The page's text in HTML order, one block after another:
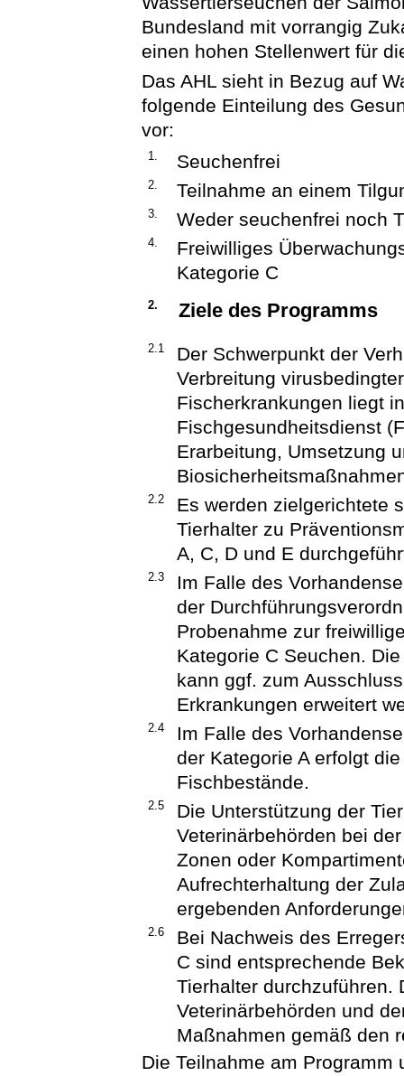
Bundesland mit vorrangig
einen hohen Stellenwert für
Das AHL sieht in Bezug auf
folgende Einteilung des
vor:
1. Seuchenfrei
2. Teilnahme an einem
3. Weder seuchenfrei noch
4.
Freiwilliges
Kategorie C
2. Ziele des Programms
2.1
Der Schwerpunkt der
Verbreitung
Fischerkrankungen liegt
Fischgesundheitsdienst
Erarbeitung, Umsetzung
2.2
Es werden zielgerichtete
Tierhalter zu
A, C, D und E
2.3
Im Falle des
der
Probenahme zur
Kategorie C Seuchen.
kann ggf. zum
Erkrankungen erweitert
2.4
Im Falle des
der Kategorie A erfolgt
Fischbestände.
2.5
Die Unterstützung der
Veterinärbehörden bei
Zonen oder
Aufrechterhaltung der
ergebenden
2.6
Bei Nachweis des
C sind entsprechende
Tierhalter durchzuführen.
Veterinärbehörden und
Maßnahmen gemäß den
Die Teilnahme am Programm